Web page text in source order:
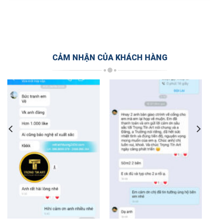
CẢM NHẬN CỦA KHÁCH HÀNG